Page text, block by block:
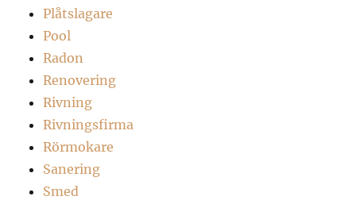
Plåtslagare
Pool
Radon
Renovering
Rivning
Rivningsfirma
Rörmokare
Sanering
Smed